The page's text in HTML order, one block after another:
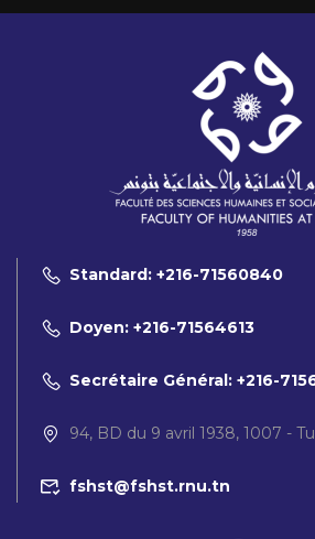
Standard: +216-71560840
Doyen: +216-71564613
Secrétaire Général: +216-
94, BD du 9 avril 1938, 1007 -
fshst@fshst.rnu.tn